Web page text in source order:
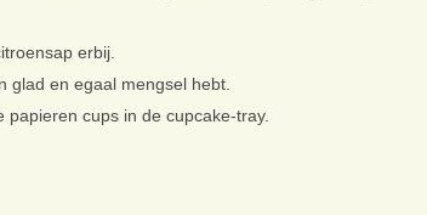
erbij.
glad en egaal mengsel hebt.
cups in de cupcake-tray.